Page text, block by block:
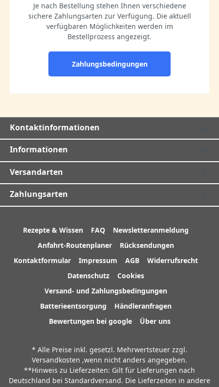
Je nach Bestellung stehen Ihnen verschiedene
sichere Zahlungsarten zur Verfügung. Die aktuell
verfügbaren Möglichkeiten werden im
Bestellprozess angezeigt.
Zahlungsbedingungen
Kontaktinformationen
Informationen
Versandarten
Zahlungsarten
Rezepte & Wissen FAQ
Newsletteranmeldung
Anfahrt-Routenplaner
Rücksendungen
Kontaktformular
Impressum AGB
Widerrufsrecht
Datenschutz
Cookies
Versand- und Zahlungsbedingungen
Batterieentsorgung
Händleranfragen
Bewertungen bei google
Über uns
* Alle Preise inkl. gesetzl. Mehrwertsteuer zzgl.
Versandkosten ,wenn nicht anders angegeben.
**Hinweis zu Lieferzeiten: Gilt für Lieferungen nach
Deutschland bei Standardversand. Die Lieferzeiten in andere